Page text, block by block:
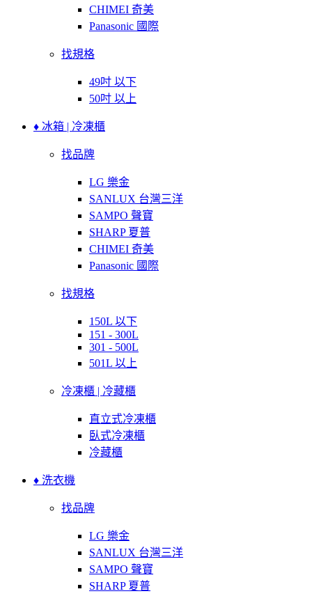
CHIMEI 奇美
Panasonic 國際
找規格
49吋 以下
50吋 以上
♦ 冰箱 | 冷凍櫃
找品牌
LG 樂金
SANLUX 台灣三洋
SAMPO 聲寶
SHARP 夏普
CHIMEI 奇美
Panasonic 國際
找規格
150L 以下
151 - 300L
301 - 500L
501L 以上
冷凍櫃 | 冷藏櫃
直立式冷凍櫃
臥式冷凍櫃
冷藏櫃
♦ 洗衣機
找品牌
LG 樂金
SANLUX 台灣三洋
SAMPO 聲寶
SHARP 夏普